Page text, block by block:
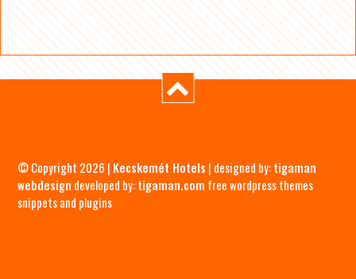
© Copyright 2026 | Kecskemét Hotels | designed by:tigaman
webdesign developed by:tigaman.com free wordpress themes
snippets and plugins